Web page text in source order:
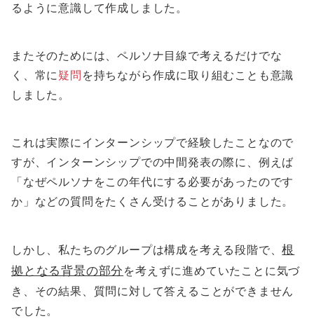
るように意識して作成しました。
またそのためには、ペルソナ目線で考えるだけでな
く、常に疑問 を持ちながら作成に取り組むことも意識
しました。
これは実際にインターンシップで経験したことなので
すが、インターンシップでの中間発表の際に、例えば
「なぜペルソナをこの年代にする必要があったのです
か」などの質問をたくさん受けることがありました。
しかし、私たちのグループは構成を考える段階で、根
拠となる背景の部分 を考えずに進めていたことに気づ
き、その結果、質問に対して答えることができません
でした。